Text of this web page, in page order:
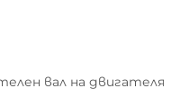
вал на двигателя